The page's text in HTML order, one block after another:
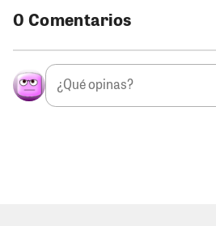
0 Comentarios